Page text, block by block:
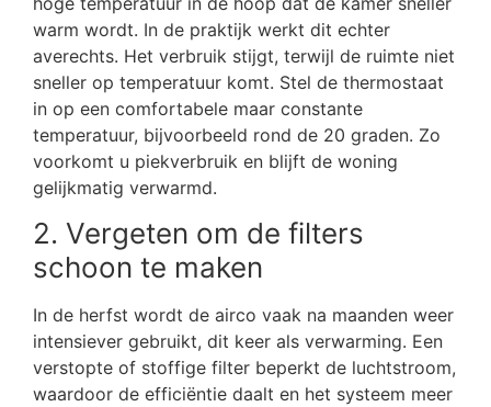
warm wordt. In de praktijk werkt dit echter
averechts. Het verbruik stijgt, terwijl de ruimte niet
sneller op temperatuur komt. Stel de thermostaat
in op een comfortabele maar constante
temperatuur, bijvoorbeeld rond de 20 graden. Zo
voorkomt u piekverbruik en blijft de woning
gelijkmatig verwarmd.
2. Vergeten om de filters
schoon te maken
In de herfst wordt de airco vaak na maanden weer
intensiever gebruikt, dit keer als verwarming. Een
verstopte of stoffige filter beperkt de luchtstroom,
waardoor de efficiëntie daalt en het systeem meer